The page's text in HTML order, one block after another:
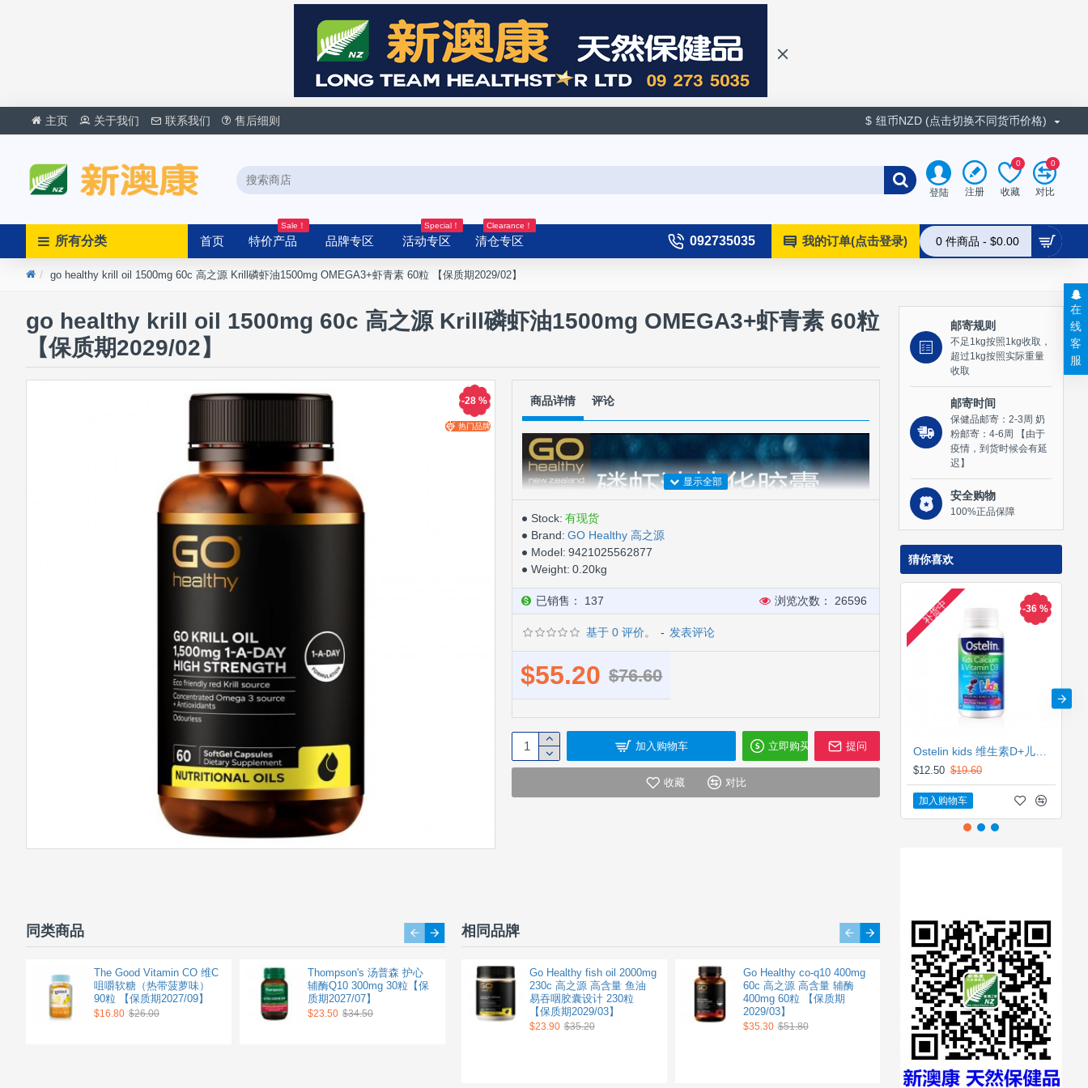
主页 关于我们 联系我们 售后细则 $ 纽币NZD (点击切换不同货币价格)
登陆 注册 收藏
0
对比
0
所有分类 首页 特价产品
Sale！
品牌专区 活动专区
Special！
清仓专区
Clearance！
092735035 我的订单(点击登录) 0 件商品 - $0.00
go healthy krill oil 1500mg 60c 高之源 Krill磷虾油1500mg OMEGA3+虾青素 60粒 【保质期2029/02】
go healthy krill oil 1500mg 60c 高之源 Krill磷虾油1500mg OMEGA3+虾青素 60粒
【保质期2029/02】
热门品牌
-28 % 商品详情 评论
Stock: 有现货
Brand: GO Healthy 高之源
Model: 9421025562877
Weight: 0.20kg
已销售： 137 浏览次数： 26596
基于 0 评价。 - 发表评论
$55.20 $76.60
加入购物车 立即购买 提问
收藏 对比
同类商品
The Good Vitamin CO 维C
咀嚼软糖（热带菠萝味）
90粒 【保质期2027/09】
$16.80 $26.00
Thompson's 汤普森 护心
辅酶Q10 300mg 30粒【保
质期2027/07】
$23.50 $34.50
Nutralife 纽乐 辅酶Q10胶囊
150mg 60粒 最大复合配方
护心胶囊 【保质期
2028/02】
$18.90 $29.70
Good Health 好健康辅酶
CoQ10 150mg 90c 改善心
血管健康 促进新陈代谢
【保质期2028/12】
$37.50 $54.50
相同品牌
Go Healthy fish oil 2000mg
230c 高之源 高含量 鱼油
易吞咽胶囊设计 230粒
【保质期2029/03】
$23.90 $35.20
Go Healthy co-q10 400mg
60c 高之源 高含量 辅酶
400mg 60粒 【保质期
2029/03】
$35.30 $51.80
GO healthy celery
16000mg 120c 高之源 芹菜
籽精华 120粒 16,000mg
【保质期2028/12】
$25.60 $37.20
邮寄规则
不足1kg按照1kg收取，
超过1kg按照实际重量
收取
邮寄时间
保健品邮寄：2-3周 奶
粉邮寄：4-6周 【由于
疫情，到货时候会有延
迟】
安全购物
100%正品保障
猜你喜欢
-36 %
补货中
$12.50 $19.60
加入购物车
在
线
客
服